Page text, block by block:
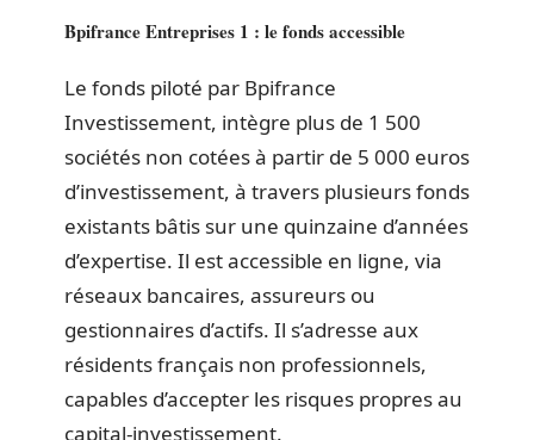
Bpifrance Entreprises 1 : le fonds accessible
Le fonds piloté par Bpifrance
Investissement, intègre plus de 1 500
sociétés non cotées à partir de 5 000 euros
d’investissement, à travers plusieurs fonds
existants bâtis sur une quinzaine d’années
d’expertise. Il est accessible en ligne, via
réseaux bancaires, assureurs ou
gestionnaires d’actifs. Il s’adresse aux
résidents français non professionnels,
capables d’accepter les risques propres au
capital-investissement.